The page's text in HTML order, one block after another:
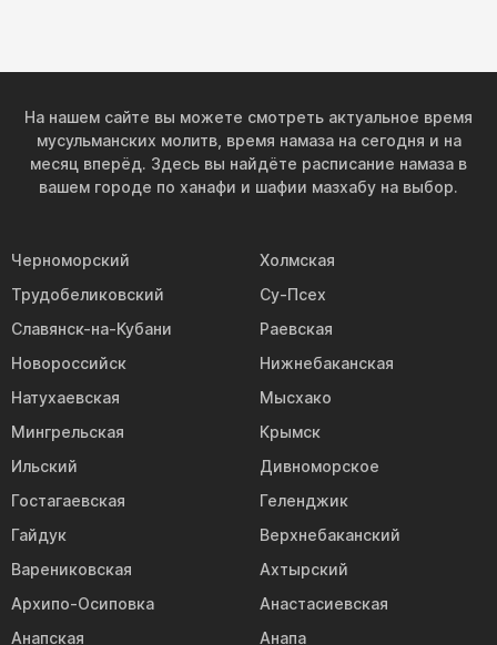
На нашем сайте вы можете смотреть актуальное время
мусульманских молитв, время намаза на сегодня и на
месяц вперёд. Здесь вы найдёте расписание намаза в
вашем городе по ханафи и шафии мазхабу на выбор.
Черноморский
Холмская
Трудобеликовский
Су-Псех
Славянск-на-Кубани
Раевская
Новороссийск
Нижнебаканская
Натухаевская
Мысхако
Мингрельская
Крымск
Ильский
Дивноморское
Гостагаевская
Геленджик
Гайдук
Верхнебаканский
Варениковская
Ахтырский
Архипо-Осиповка
Анастасиевская
Анапская
Анапа